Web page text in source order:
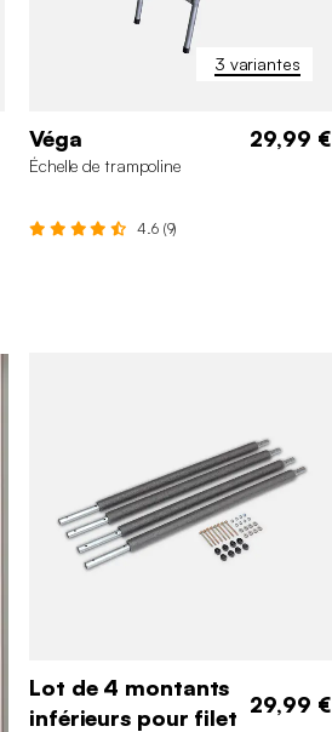
3 variantes
Véga 29,99 €
Échelle de trampoline
4.6 (9)
Lot de 4 montants
inférieurs pour filet 29,99 €